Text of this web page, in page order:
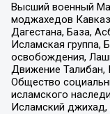
Высший военный
моджахедов
Дагестана, База,
Исламская группа,
освобождения,
Движение Талибан,
Общество
исламского
Исламский